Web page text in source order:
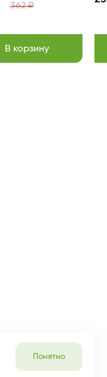
362 ₽
В корзину
Понятно